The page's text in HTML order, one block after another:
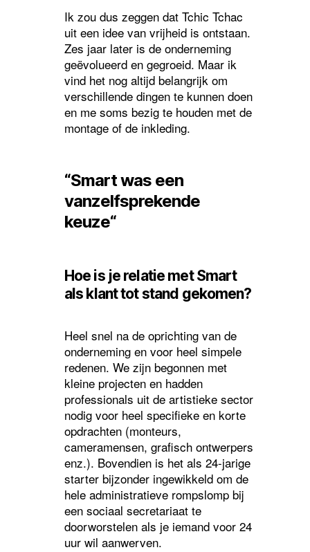
Ik zou dus zeggen dat Tchic Tchac
uit een idee van vrijheid is ontstaan.
Zes jaar later is de onderneming
geëvolueerd en gegroeid. Maar ik
vind het nog altijd belangrijk om
verschillende dingen te kunnen doen
en me soms bezig te houden met de
montage of de inkleding.
“Smart was een
vanzelfsprekende
keuze“
Hoe is je relatie met Smart
als klant tot stand gekomen?
Heel snel na de oprichting van de
onderneming en voor heel simpele
redenen. We zijn begonnen met
kleine projecten en hadden
professionals uit de artistieke sector
nodig voor heel specifieke en korte
opdrachten (monteurs,
cameramensen, grafisch ontwerpers
enz.). Bovendien is het als 24-jarige
starter bijzonder ingewikkeld om de
hele administratieve rompslomp bij
een sociaal secretariaat te
doorworstelen als je iemand voor 24
uur wil aanwerven.